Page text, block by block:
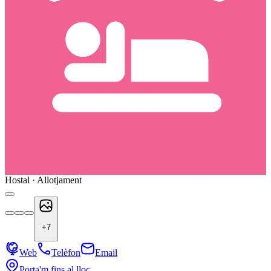
Hostal · Allotjament
+7
Web Telèfon
Email